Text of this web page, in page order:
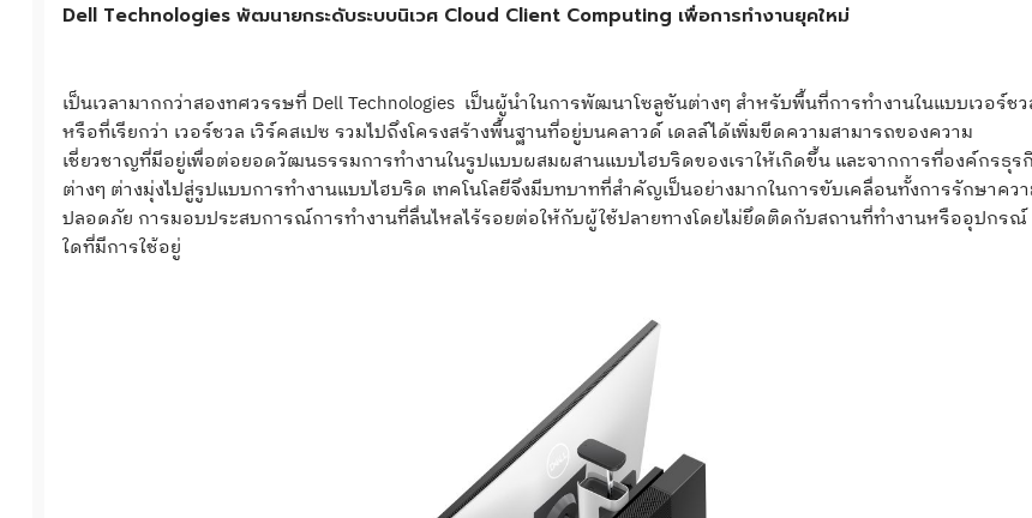
Dell Technologies พัฒนายกระดับระบบนิเวศ Cloud Client Computing เพื่อการทำงานยุคใหม่
เป็นเวลามากกว่าสองทศวรรษที่ Dell Technologies เป็นผู้นำในการพัฒนาโซลูชันต่างๆ สำหรับพื้นที่การทำงานในแบบเวอร์ช
หรือที่เรียกว่า เวอร์ชวล เวิร์คสเปซ รวมไปถึงโครงสร้างพื้นฐานที่อยู่บนคลาวด์ เดลล์ได้เพิ่มขีดความสามารถของความ
เชี่ยวชาญที่มีอยู่เพื่อต่อยอดวัฒนธรรมการทำงานในรูปแบบผสมผสานแบบไฮบริดของเราให้เกิดขึ้น และจากการที่องค์กรธุร
ต่างๆ ต่างมุ่งไปสู่รูปแบบการทำงานแบบไฮบริด เทคโนโลยีจึงมีบทบาทที่สำคัญเป็นอย่างมากในการขับเคลื่อนทั้งการรักษาคว
ปลอดภัย การมอบประสบการณ์การทำงานที่ลื่นไหลไร้รอยต่อให้กับผู้ใช้ปลายทางโดยไม่ยึดติดกับสถานที่ทำงานหรืออุปกรณ์
ใดที่มีการใช้อยู่